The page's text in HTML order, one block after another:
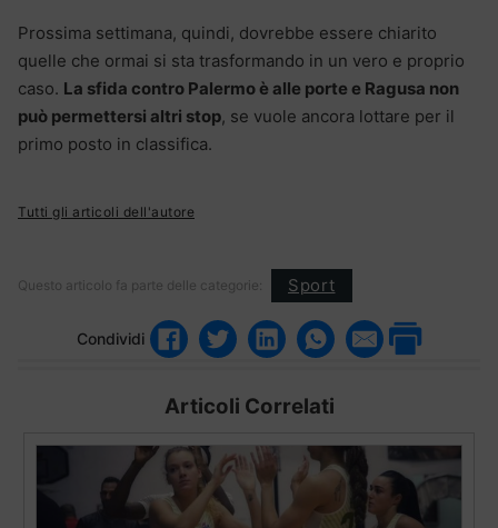
Prossima settimana, quindi, dovrebbe essere chiarito
quelle che ormai si sta trasformando in un vero e proprio
caso. La sfida contro Palermo è alle porte e Ragusa non
può permettersi altri stop, se vuole ancora lottare per il
primo posto in classifica.
Tutti gli articoli dell'autore
Questo articolo fa parte delle categorie: Sport
Condividi
Articoli Correlati